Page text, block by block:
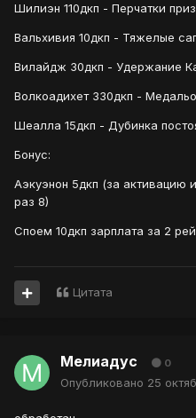
Шилиэн 110дкп - Перчатки
Вальхивия 10дкп - Тяжелые
Вилайдж 30дкп - Удержание
Волкоадихет 330дкп -
Шеалла 15дкп - Дубинка
Бонус:
Аэкуэнон 5дкп (за
раз 8)
Споем 10дкп зарплата за 2
Цитата
Мелиадус 0
Опубликовано 25